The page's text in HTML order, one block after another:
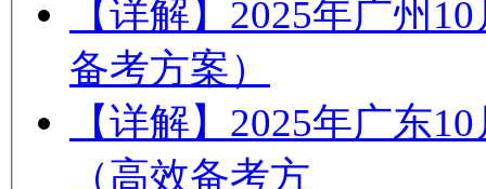
【详解】2025年广州
备考方案）
【详解】2025年广东
（高效备考方